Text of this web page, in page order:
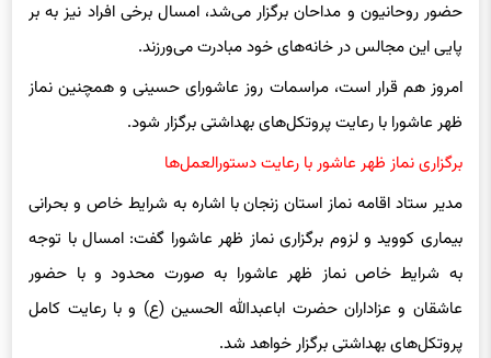
حضور روحانیون و مداحان برگزار می‌شد، امسال برخی افراد نیز به بر
پایی این مجالس در خانه‌های خود مبادرت می‌ورزند.
امروز هم قرار است، مراسمات روز عاشورای حسینی و همچنین نماز
ظهر عاشورا با رعایت پروتکل‌های بهداشتی برگزار شود.
برگزاری نماز ظهر عاشور با رعایت دستورالعمل‌ها
مدیر ستاد اقامه نماز استان زنجان با اشاره به شرایط خاص و بحرانی
بیماری کووید و لزوم برگزاری نماز ظهر عاشورا گفت: امسال با توجه
به شرایط خاص نماز ظهر عاشورا به صورت محدود و با حضور
عاشقان و عزاداران حضرت اباعبدالله الحسین (ع) و با رعایت کامل
پروتکل‌های بهداشتی برگزار خواهد شد.